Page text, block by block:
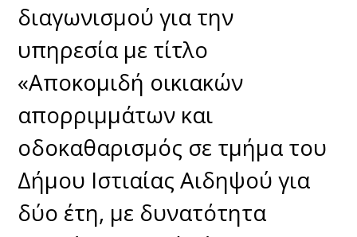
διαγωνισμού για την
υπηρεσία με τίτλο
«Αποκομιδή οικιακών
απορριμμάτων και
οδοκαθαρισμός σε τμήμα του
Δήμου Ιστιαίας Αιδηψού για
δύο έτη, με δυνατότητα